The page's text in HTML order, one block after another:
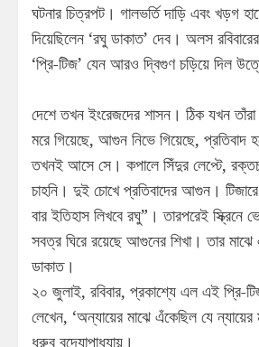
ঘটনার চিত্রপট। গালভর্তি দাড়ি এবং খড়গ
দিয়েছিলেন ‘রঘু ডাকাত’ দেব। অলস
‘প্রি-টিজ’ যেন আরও দ্বিগুণ চড়িয়ে দিল
দেশে তখন ইংরেজদের শাসন। ঠিক যখন তাঁরা
মরে গিয়েছে, আগুন নিভে গিয়েছে, প্রতিবাদ
তখনই আসে সে। কপালে সিঁদুর লেপ্টে,
চাহনি। দুই চোখে প্রতিবাদের আগুন।
বার ইতিহাস লিখবে রঘু”। তারপরেই স্ক্রিনে
সবত্র ঘিরে রয়েছে আগুনের শিখা। তার মাঝে
ডাকাত।
২০ জুলাই, রবিবার, প্রকাশ্যে এল এই প্রি-
লেখেন, ‘অন্যায়ের মাঝে এঁকেছিল যে ন্যায়ের
ধ্রুব বন্দ্যোপাধ্যায়।